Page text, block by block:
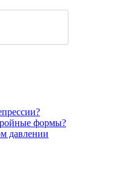
формы?
давлении